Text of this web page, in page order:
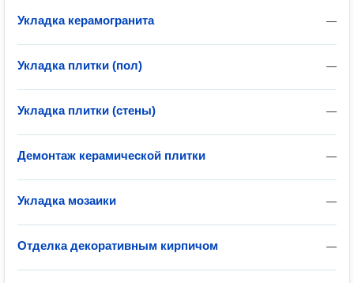
—
Укладка керамогранита
—
Укладка плитки (пол)
—
Укладка плитки (стены)
—
Демонтаж керамической плитки
—
Укладка мозаики
—
Отделка декоративным кирпичом